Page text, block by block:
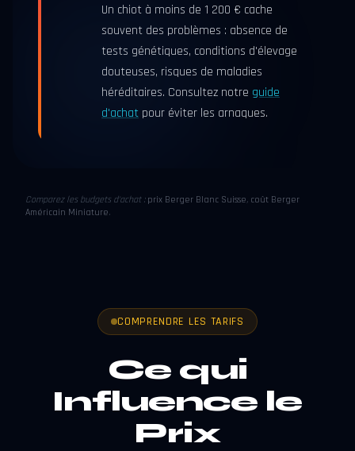
Un chiot à moins de 1 200 € cache
souvent des problèmes : absence de
tests génétiques, conditions d'élevage
douteuses, risques de maladies
héréditaires. Consultez notre guide
d'achat pour éviter les arnaques.
Comparez les budgets d'achat : prix Berger Blanc Suisse, coût Berger
Américain Miniature.
COMPRENDRE LES TARIFS
Ce qui
Influence le
Prix